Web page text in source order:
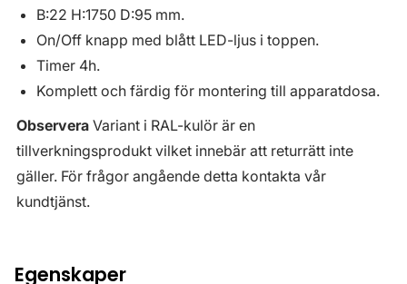
B:22 H:1750 D:95 mm.
On/Off knapp med blått LED-ljus i toppen.
Timer 4h.
Komplett och färdig för montering till apparatdosa.
Observera Variant i RAL-kulör är en
tillverkningsprodukt vilket innebär att returrätt inte
gäller. För frågor angående detta kontakta vår
kundtjänst.
Egenskaper